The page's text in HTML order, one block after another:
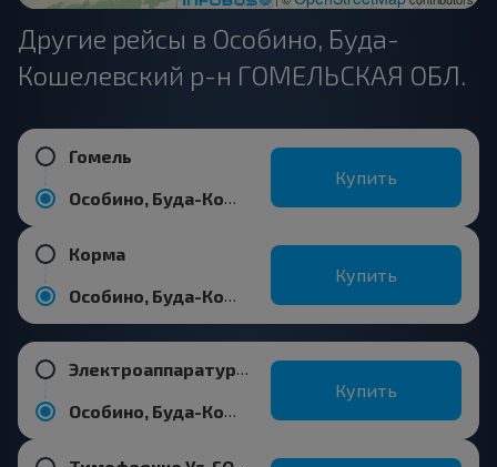
Другие рейсы в Особино, Буда-
Кошелевский р-н ГОМЕЛЬСКАЯ ОБЛ.
Гомель
Особино, Буда-Кошелевский р-н ГОМЕЛЬСКАЯ ОБЛ.
Купить
Корма
Особино, Буда-Кошелевский р-н ГОМЕЛЬСКАЯ ОБЛ.
Купить
Электроаппаратура, ГОМЕЛЬ ГОМЕЛЬСКАЯ ОБЛ. Беларусь
Особино, Буда-Кошелевский р-н ГОМЕЛЬСКАЯ ОБЛ.
Купить